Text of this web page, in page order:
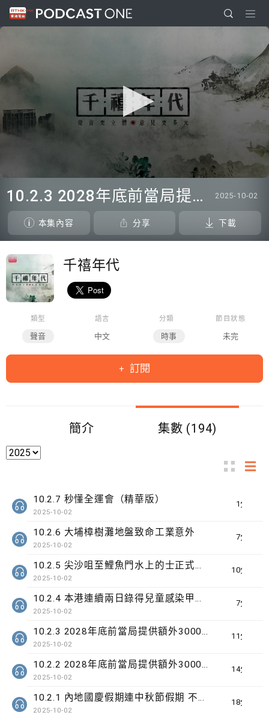
seconds
seconds
10.2.3 2028年底前當局提供額外3000支高速充電樁 港鐵商場約增設300個電動車充電站 2025-10-02
本集內容 分享 下載
千禧年代
類型
聲音
語言
中文
分類
時事
節目狀態
未完
訂閱
簡介 集數 (194)
1分鐘
10.2.7 秒懂全運會（精華版）
2025-10-02
7分鐘
10.2.6 大埔樟樹灘地盤致命工業意外
2025-10-02
10分鐘
10.2.5 尖沙咀至鯉魚門水上的士正式首航
2025-10-02
7分鐘
10.2.4 本港連續兩日錄得兒童感染甲型流感嚴重個案
2025-10-02
11分鐘
10.2.3 2028年底前當局提供額外3000支高速充電樁 港鐵商場約增設300個電動車充電站
2025-10-02
14分鐘
10.2.2 2028年底前當局提供額外3000支高速充電樁 港鐵商場約增設300個電動車充電站
2025-10-02
18分鐘
10.2.1 內地國慶假期連中秋節假期 不少內地旅客到港旅遊
2025-10-02